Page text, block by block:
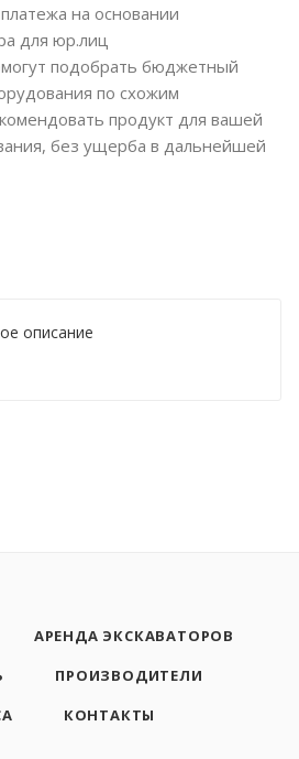
на основании
для юр.лиц
подобрать бюджетный
по схожим
продукт для вашей
без ущерба в дальнейшей
описание
АРЕНДА ЭКСКАВАТОРОВ
ПРОИЗВОДИТЕЛИ
КОНТАКТЫ